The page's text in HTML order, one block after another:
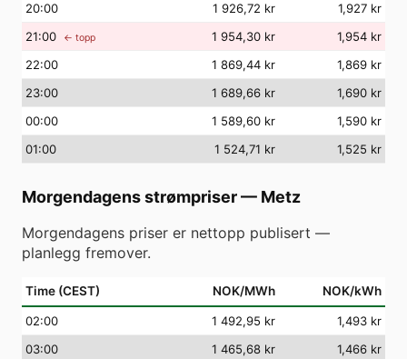
20:00 1 926,72 kr
1,927 kr
21:00 ← topp 1 954,30 kr
1,954 kr
22:00 1 869,44 kr
1,869 kr
23:00 1 689,66 kr
1,690 kr
00:00 1 589,60 kr
1,590 kr
01:00 1 524,71 kr 1,525 kr
Morgendagens strømpriser— Metz
Morgendagens priser er nettopp publisert —
planlegg fremover.
Time (CEST) NOK/MWh NOK/kWh
02:00 1 492,95 kr
1,493 kr
03:00 1 465,68 kr
1,466 kr